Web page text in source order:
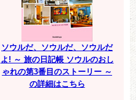
ソウルだ、ソウルだ、ソウルだ
よ! ～ 旅の日記帳 ソウルのおし
ゃれの第3番目のストーリー ～
の詳細はこちら